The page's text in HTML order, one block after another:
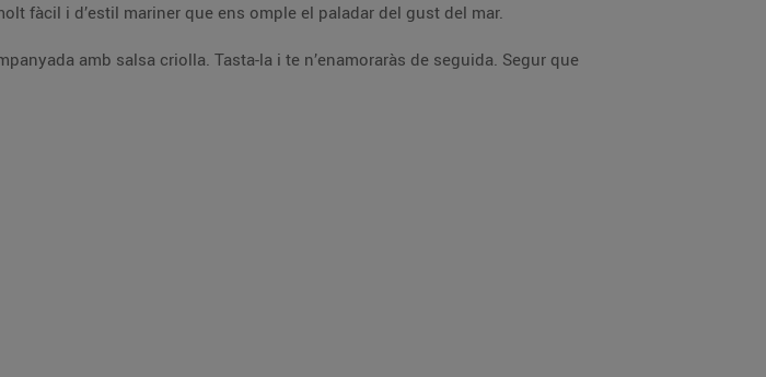
Porthos, té una debilitat especial per la sopa de musclos, una preparació molt fàcil i d’estil mariner que ens omple el paladar del gust del mar.